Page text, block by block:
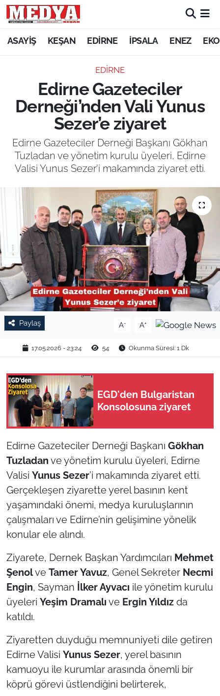
ASAYİŞ KEŞAN EDİRNE İPSALA ENEZ
EDİRNE
Edirne Gazeteciler
Derneği’nden Vali Yunus
Sezer’e ziyaret
Edirne Gazeteciler Derneği Başkanı Gökhan
Tuzladan ve yönetim kurulu üyeleri, Edirne
Valisi Yunus Sezer’i makamında ziyaret etti.
Paylaş A- A+
17.05.2026 - 23:24 54 Okunma Süresi: 1 Dk
EGD'den Bulgaristan
Konsolosuna ziyaret
Edirne Gazeteciler Derneği Başkanı Gökhan
Tuzladan ve yönetim kurulu üyeleri, Edirne
Valisi Yunus Sezer’i makamında ziyaret etti.
Gerçekleşen ziyarette yerel basının kent
yaşamındaki önemi, medya kuruluşlarının
çalışmaları ve Edirne’nin gelişimine yönelik
konular ele alındı.
Ziyarete, Dernek Başkan Yardımcıları Mehmet
Şenolve Tamer Yavuz, Genel Sekreter Necmi
Engin, Sayman İlker Ayvacı ile yönetim kurulu
üyeleri Yeşim Dramalı ve Ergin Yıldızda
katıldı.
Ziyaretten duyduğu memnuniyeti dile getiren
Edirne Valisi Yunus Sezer, yerel basının
kamuoyu ile kurumlar arasında önemli bir
köprü görevi üstlendiğini belirterek,
KEŞAN
ASAYİŞ
SİYASET
GÜNDEM
EKONOMİ
SAĞLIK
EĞİTİM
TARIM VE HAYVANCILIK
KÜLTÜR SANAT
RESMİ İLAN
SPOR
TEKİRDAĞ
KIRKLARELİ
ÇANAKKALE
TÜRKİYE
Bölge
Güvenlik
Genel
Politika
Flaş Haber
Dış Haberler
Magazin
İş Dünyası
Bilim Teknoloji